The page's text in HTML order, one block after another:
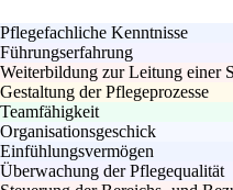
Pflegefachliche Kenntnisse
Führungserfahrung
Weiterbildung zur Leitung einer
Gestaltung der Pflegeprozesse
Teamfähigkeit
Organisationsgeschick
Einfühlungsvermögen
Überwachung der Pflegequalität